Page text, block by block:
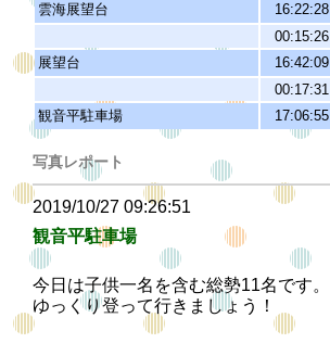
雲海展望台
16:22:28
00:15:26
展望台
16:42:09
00:17:31
観音平駐車場
17:06:55
写真レポート
2019/10/27 09:26:51
観音平駐車場
今日は子供一名を含む総勢11名です。
ゆっくり登って行きましょう！